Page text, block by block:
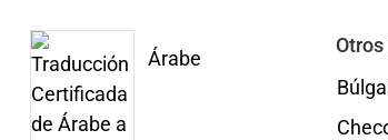
Árabe